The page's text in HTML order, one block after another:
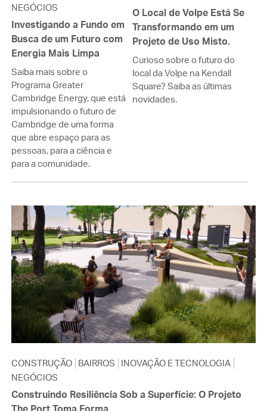
NEGÓCIOS
Investigando a Fundo em
Busca de um Futuro com
Energia Mais Limpa
Saiba mais sobre o
Programa Greater
Cambridge Energy, que está
impulsionando o futuro de
Cambridge de uma forma
que abre espaço para as
pessoas, para a ciência e
para a comunidade.
O Local de Volpe Está Se
Transformando em um
Projeto de Uso Misto.
Curioso sobre o futuro do
local da Volpe na Kendall
Square? Saiba as últimas
novidades.
CONSTRUÇÃO BAIRROS
INOVAÇÃO E TECNOLOGIA
NEGÓCIOS
Construindo Resiliência Sob a Superfície: O Projeto
The Port Toma Forma